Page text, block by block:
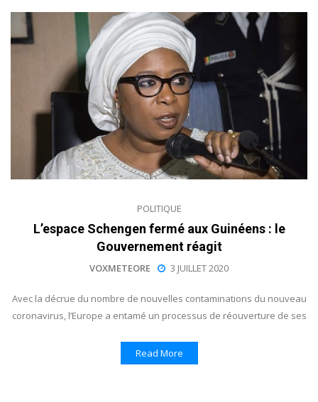
POLITIQUE
L’espace Schengen fermé aux Guinéens : le
Gouvernement réagit
VOXMETEORE 3 JUILLET 2020
Avec la décrue du nombre de nouvelles contaminations du nouveau
coronavirus, l’Europe a entamé un processus de réouverture de ses
Read More